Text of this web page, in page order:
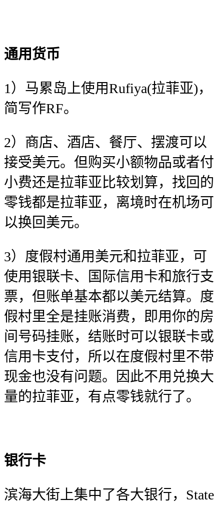
通用货币
1）马累岛上使用Rufiya(拉菲亚)，
简写作RF。
2）商店、酒店、餐厅、摆渡可以
接受美元。但购买小额物品或者付
小费还是拉菲亚比较划算，找回的
零钱都是拉菲亚，离境时在机场可
以换回美元。
3）度假村通用美元和拉菲亚，可
使用银联卡、国际信用卡和旅行支
票，但账单基本都以美元结算。度
假村里全是挂账消费，即用你的房
间号码挂账，结账时可以银联卡或
信用卡支付，所以在度假村里不带
现金也没有问题。因此不用兑换大
量的拉菲亚，有点零钱就行了。
银行卡
滨海大街上集中了各大银行，State